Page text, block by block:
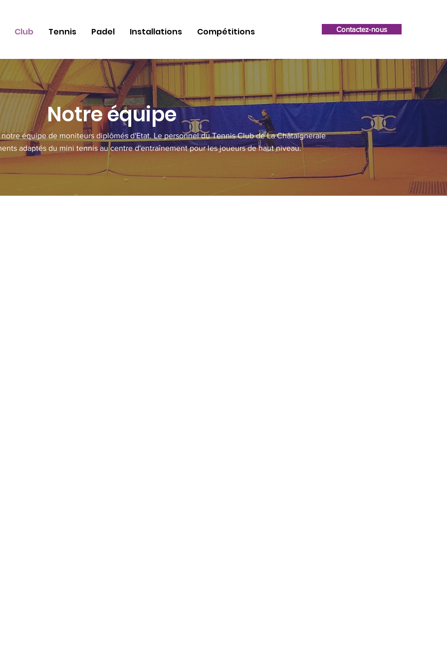
Club Tennis Padel Installations Compétitions Contactez-nous
Notre équipe
équipe de moniteurs diplômés d'Etat. Le personnel du Tennis Club de La Châtaigneraie
adaptés du mini tennis au centre d'entraînement pour les joueurs de haut niveau.